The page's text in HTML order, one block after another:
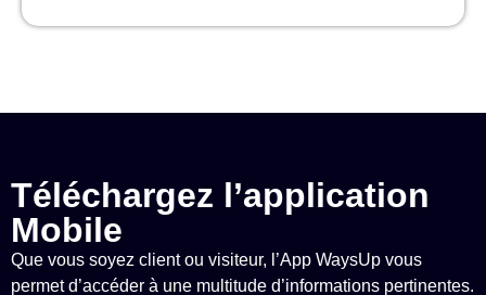
Téléchargez l’application
Mobile
Que vous soyez client ou visiteur, l’App WaysUp vous
permet d’accéder à une multitude d’informations pertinentes.